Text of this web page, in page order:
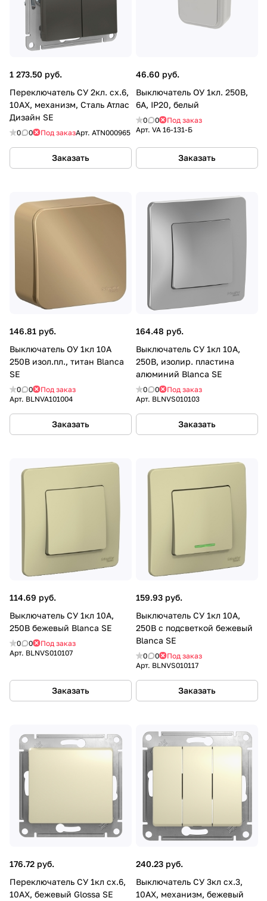
1 273.50 руб.
Переключатель СУ 2кл. сх.6,
10АХ, механизм, Cталь Атлас
Дизайн SE
0 0 Под заказАрт. ATN000965
Заказать
46.60 руб.
Выключатель ОУ 1кл. 250В,
6А, IP20, белый
0 0
Под заказ
Арт. VA 16-131-Б
Заказать
146.81 руб.
Выключатель ОУ 1кл 10А
250В изол.пл., титан Blanca
SE
0 0
Под заказ
Арт. BLNVA101004
Заказать
164.48 руб.
Выключатель СУ 1кл 10А,
250B, изолир. пластина
алюминий Blanca SE
0 0
Под заказ
Арт. BLNVS010103
Заказать
114.69 руб.
Выключатель СУ 1кл 10А,
250B бежевый Blanca SE
0 0
Под заказ
Арт. BLNVS010107
Заказать
159.93 руб.
Выключатель CУ 1кл 10А,
250B с подсветкой бежевый
Blanca SE
0 0
Под заказ
Арт. BLNVS010117
Заказать
176.72 руб.
Переключатель СУ 1кл сх.6,
10АХ, бежевый Glossa SE
240.23 руб.
Выключатель СУ 3кл сх.3,
10АХ, механизм, бежевый